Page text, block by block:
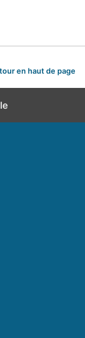
en haut de page